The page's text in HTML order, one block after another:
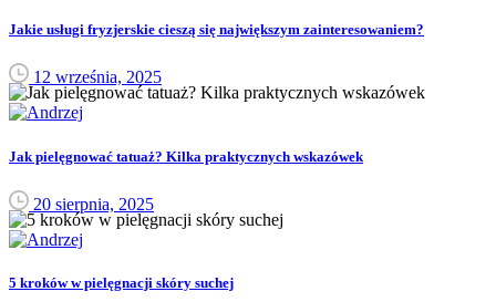
Jakie usługi fryzjerskie cieszą się największym zainteresowaniem?
12 września, 2025
Jak pielęgnować tatuaż? Kilka praktycznych wskazówek
20 sierpnia, 2025
5 kroków w pielęgnacji skóry suchej